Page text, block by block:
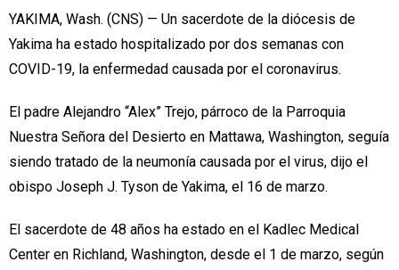
YAKIMA, Wash. (CNS) — Un sacerdote de la diócesis de
Yakima ha estado hospitalizado por dos semanas con
COVID-19, la enfermedad causada por el coronavirus.
El padre Alejandro “Alex” Trejo, párroco de la Parroquia
Nuestra Señora del Desierto en Mattawa, Washington, seguía
siendo tratado de la neumonía causada por el virus, dijo el
obispo Joseph J. Tyson de Yakima, el 16 de marzo.
El sacerdote de 48 años ha estado en el Kadlec Medical
Center en Richland, Washington, desde el 1 de marzo, según